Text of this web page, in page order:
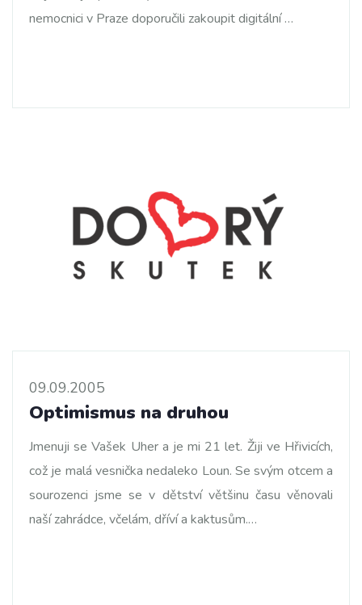
nemocnici v Praze doporučili zakoupit digitální …
09.09.2005
Optimismus na druhou
Jmenuji se Vašek Uher a je mi 21 let. Žiji ve Hřivicích,
což je malá vesnička nedaleko Loun. Se svým otcem a
sourozenci jsme se v dětství většinu času věnovali
naší zahrádce, včelám, dříví a kaktusům.…